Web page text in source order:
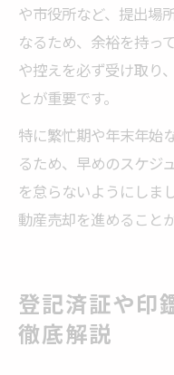
や市役所など、提出場
なるため、余裕を持っ
や控えを必ず受け取り
とが重要です。
特に繁忙期や年末年始
るため、早めのスケジ
を怠らないようにしま
動産売却を進めること
登記済証や印
徹底解説